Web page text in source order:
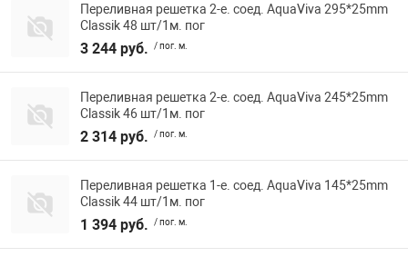
Переливная решетка 2-е. соед. AquaViva 295*25mm
Classik 48 шт/1м. пог
3 244 руб. / пог. м.
Переливная решетка 2-е. соед. AquaViva 245*25mm
Classik 46 шт/1м. пог
2 314 руб. / пог. м.
Переливная решетка 1-е. соед. AquaViva 145*25mm
Classik 44 шт/1м. пог
1 394 руб. / пог. м.